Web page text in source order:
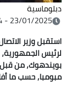
دبلوماسية
23/01/2025 - 12:54
استقبل وزير
لرئيس الجمهورية,
بويندهوك, من قبل
مبومبا, حسب ما